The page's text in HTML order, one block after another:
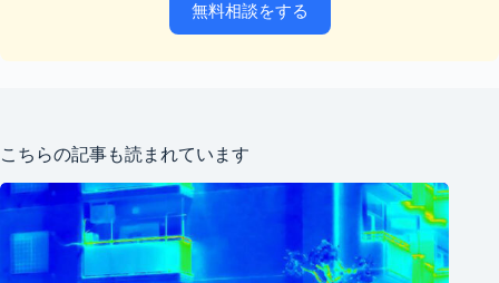
無料相談をする
こちらの記事も読まれています